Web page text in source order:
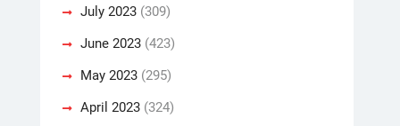
July 2023 (309)
June 2023 (423)
May 2023 (295)
April 2023 (324)